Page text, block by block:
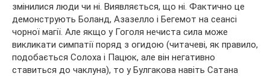
змінилися люди чи ні. Виявляється, що ні. Фактично це
демонструють Боланд, Азазелло і Бегемот на сеансі
чорної магії. Але якщо у Гоголя нечиста сила може
викликати симпатії поряд з огидою (читачеві, як правило,
подобається Солоха і Пацюк, але він негативно
ставиться до чаклуна), то у Булгакова навіть Сатана